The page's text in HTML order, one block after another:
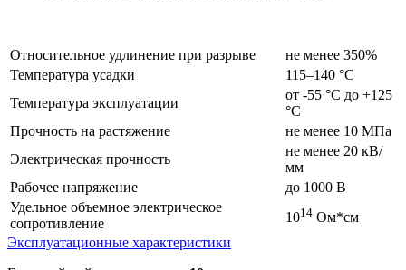
Относительное удлинение при разрыве
не менее 350%
Температура усадки
115–140 °C
Температура эксплуатации
от -55 °C до +125
°C
Прочность на растяжение
не менее 10 МПа
Электрическая прочность
не менее 20 кВ/
мм
Рабочее напряжение
до 1000 В
Удельное объемное электрическое
сопротивление
1014 Ом*см
Эксплуатационные характеристики